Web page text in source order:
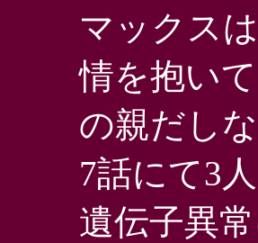
マックス
情を抱い
の親だしな
7話にて3
遺伝子異